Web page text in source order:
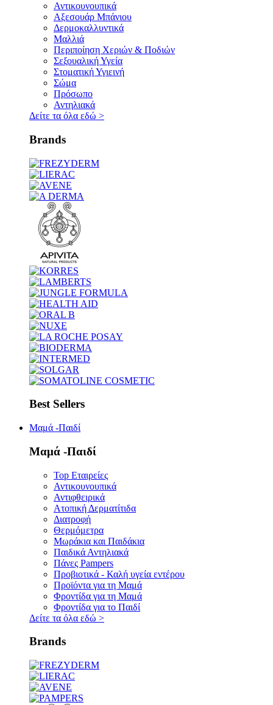
Αντικουνουπικά
Αξεσουάρ Μπάνιου
Δερμοκαλλυντικά
Μαλλιά
Περιποίηση Χεριών & Ποδιών
Σεξουαλική Υγεία
Στοματική Υγιεινή
Σώμα
Πρόσωπο
Αντηλιακά
Δείτε τα όλα εδώ >
Brands
Best Sellers
Μαμά -Παιδί
Μαμά -Παιδί
Top Εταιρείες
Αντικουνουπικά
Αντιφθειρικά
Ατοπική Δερματίτιδα
Διατροφή
Θερμόμετρα
Μωράκια και Παιδάκια
Παιδικά Αντηλιακά
Πάνες Pampers
Προβιοτικά - Καλή υγεία εντέρου
Προϊόντα για τη Μαμά
Φροντίδα για τη Μαμά
Φροντίδα για το Παιδί
Δείτε τα όλα εδώ >
Brands